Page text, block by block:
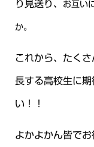
り見送り、 お互い
か。
これから、たく
長する高校生に
い！！
よかよかん皆で